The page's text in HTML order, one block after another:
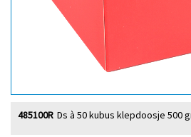
Ds à 50 kubus klepdoosje 500
485100R